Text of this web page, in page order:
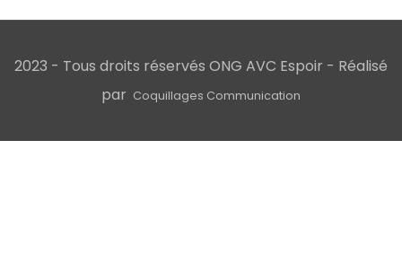
2023 - Tous droits réservés ONG AVC Espoir - Réalisé
par Coquillages Communication